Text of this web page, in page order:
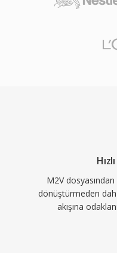
M2V
dönüştürmeden
akışına